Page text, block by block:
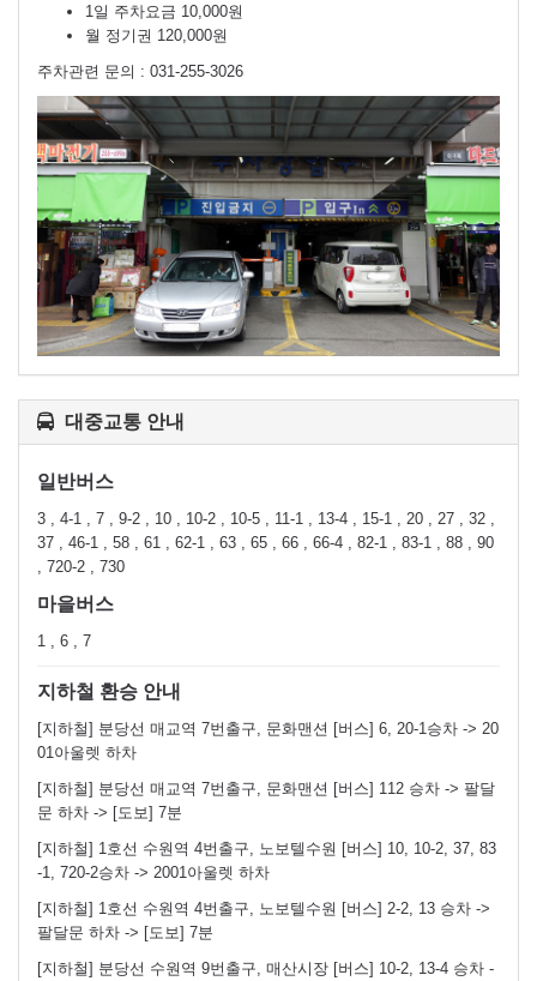
1일 주차요금 10,000원
월 정기권 120,000원
주차관련 문의 : 031-255-3026
대중교통 안내
일반버스
3 , 4-1 , 7 , 9-2 , 10 , 10-2 , 10-5 , 11-1 , 13-4 , 15-1 , 20 , 27 , 32 ,
37 , 46-1 , 58 , 61 , 62-1 , 63 , 65 , 66 , 66-4 , 82-1 , 83-1 , 88 , 90
, 720-2 , 730
마을버스
1 , 6 , 7
지하철 환승 안내
[지하철] 분당선 매교역 7번출구, 문화맨션 [버스] 6, 20-1승차 -> 20
01아울렛 하차
[지하철] 분당선 매교역 7번출구, 문화맨션 [버스] 112 승차 -> 팔달
문 하차 -> [도보] 7분
[지하철] 1호선 수원역 4번출구, 노보텔수원 [버스] 10, 10-2, 37, 83
-1, 720-2승차 -> 2001아울렛 하차
[지하철] 1호선 수원역 4번출구, 노보텔수원 [버스] 2-2, 13 승차 ->
팔달문 하차 -> [도보] 7분
[지하철] 분당선 수원역 9번출구, 매산시장 [버스] 10-2, 13-4 승차 -